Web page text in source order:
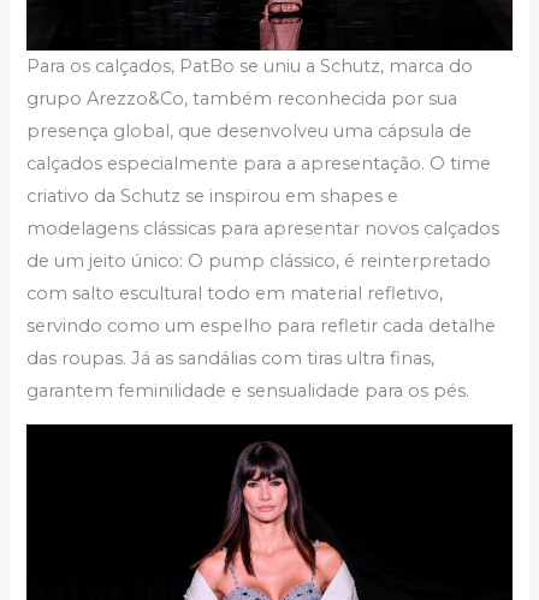
Para os calçados, PatBo se uniu a Schutz, marca do
grupo Arezzo&Co, também reconhecida por sua
presença global, que desenvolveu uma cápsula de
calçados especialmente para a apresentação. O time
criativo da Schutz se inspirou em shapes e
modelagens clássicas para apresentar novos calçados
de um jeito único: O pump clássico, é reinterpretado
com salto escultural todo em material refletivo,
servindo como um espelho para refletir cada detalhe
das roupas. Já as sandálias com tiras ultra finas,
garantem feminilidade e sensualidade para os pés.